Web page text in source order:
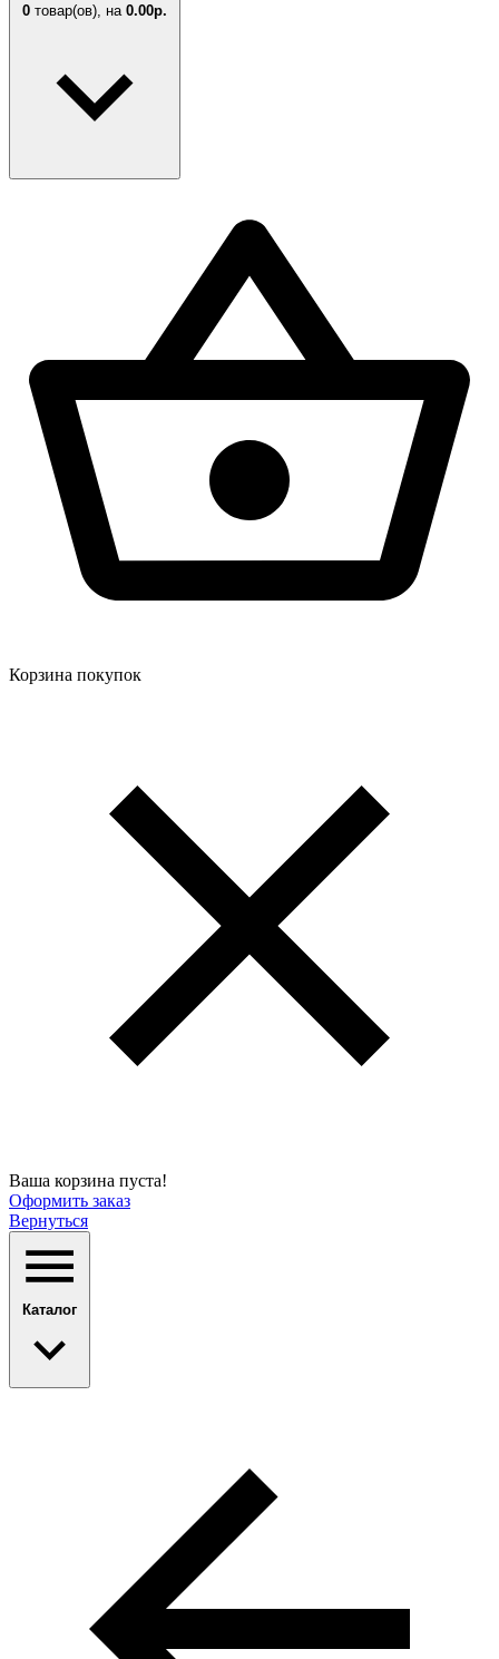
0 товар(ов), на 0.00р.
Корзина покупок
Ваша корзина пуста!
Оформить заказ
Вернуться
Каталог